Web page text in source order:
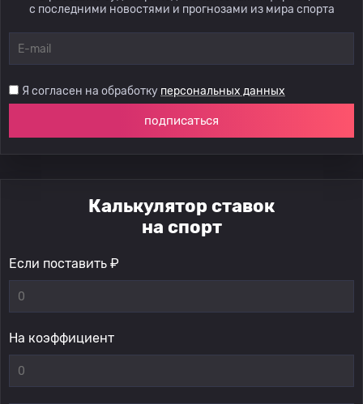
с последними новостями и прогнозами из мира спорта
Я согласен на обработку персональных данных
подписаться
Калькулятор ставок
на спорт
Если поставить ₽
На коэффициент